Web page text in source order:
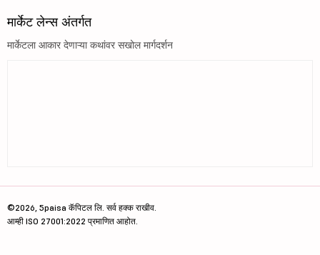
मार्केट लेन्स अंतर्गत
मार्केटला आकार देणाऱ्या कथांवर सखोल मार्गदर्शन
©2026, 5paisa कॅपिटल लि. सर्व हक्क राखीव.
आम्ही ISO 27001:2022 प्रमाणित आहोत.